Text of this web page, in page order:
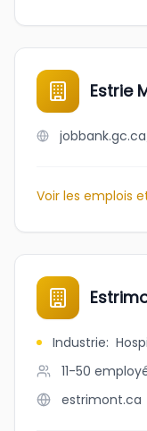
Estrie
Voir les emplois
Industrie:
11-50
estrimont.ca